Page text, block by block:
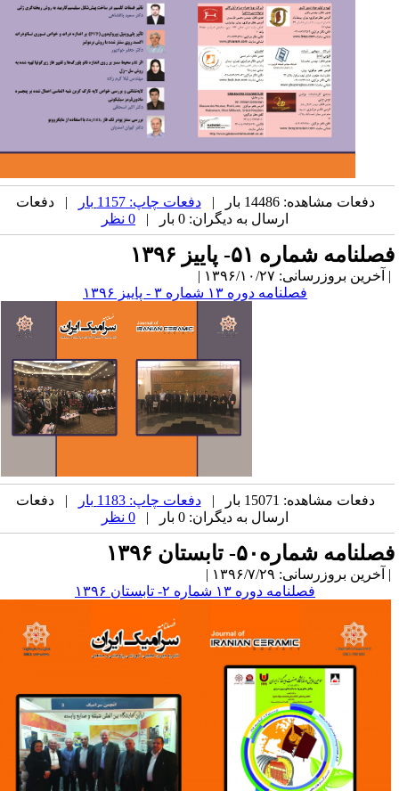
دفعات مشاهده: 14486 بار | دفعات چاپ: 1157 بار
| دفعات
ارسال به دیگران: 0 بار |
شماره ۵۱- پاییز ۱۳۹۶
بروزرسانی: ۱۳۹۶/۱۰/۲۷ |
فصلنامه دوره ۱۳ شماره ۳ - پاییز ۱۳۹۶
دفعات مشاهده: 15071 بار | دفعات چاپ: 1183 بار
| دفعات
ارسال به دیگران: 0 بار |
شماره۵۰- تابستان ۱۳۹۶
بروزرسانی: ۱۳۹۶/۷/۲۹ |
فصلنامه دوره ۱۳ شماره ۲- تابستان ۱۳۹۶